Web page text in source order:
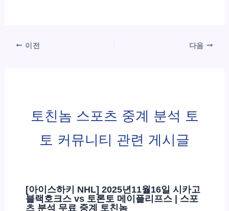
이전 다음
토친놈 스포츠 중계 분석 토
토 커뮤니티 관련 게시글
[아이스하키 NHL] 2025년11월16일 시카고
블랙호크스 vs 토론토 메이플리프스 | 스포
츠 분석 무료 중계 토친놈